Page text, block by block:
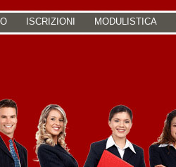
ISCRIZIONI MODULISTICA